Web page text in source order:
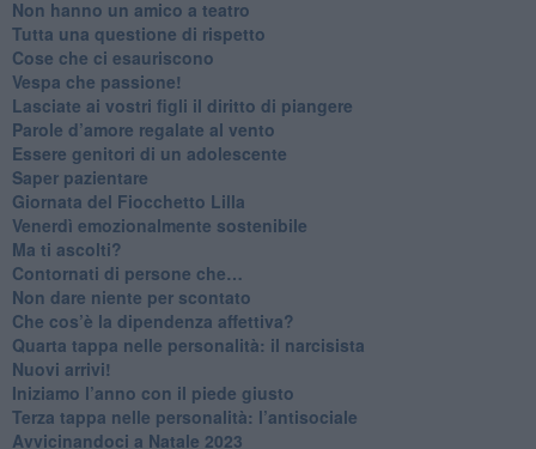
Non hanno un amico a teatro​
​Tutta una questione di rispetto
​Cose che ci esauriscono
​Vespa che passione!
​Lasciate ai vostri figli il diritto di piangere
​Parole d’amore regalate al vento
​Essere genitori di un adolescente
​Saper pazientare
​Giornata del Fiocchetto Lilla
​Venerdì emozionalmente sostenibile
Ma ti ascolti?
Contornati di persone che…
Non dare niente per scontato
Che cos’è la dipendenza affettiva?
Quarta tappa nelle personalità: il narcisista
​Nuovi arrivi!
​Iniziamo l’anno con il piede giusto
​Terza tappa nelle personalità: l’antisociale
​Avvicinandoci a Natale 2023